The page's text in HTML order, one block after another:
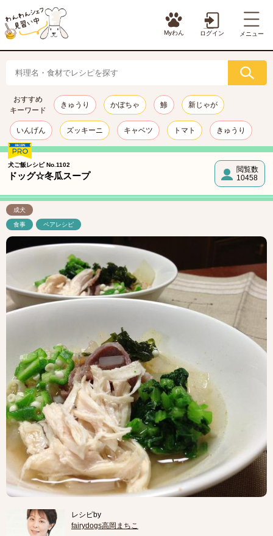
Myわん ログイン メニュー
おすすめ
キーワード
きゅうり かぼちゃ 鯵 新じゃが
いんげん ズッキーニ キャベツ トマト きゅうり
犬ご飯レシピ No.1102
ドッグ☆冬瓜スープ
閲覧数
10458
成犬
食事 ペアレシピ
レシピby
fairydogs高岡まちこ